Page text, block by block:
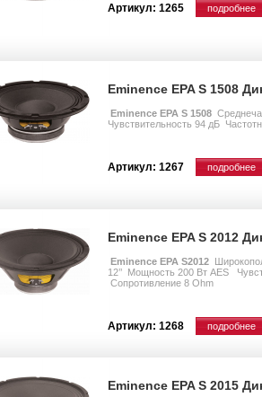
Артикул: 1265 подробнее
Eminence EPA S 1508
Eminence EPA S 1508
Чувствительность 94 дБ
Артикул: 1267 подробнее
Eminence EPA S 2012
Eminence EPA S2012
12’’ Мощность 200 Вт AES
Сопротивление 8 Ohm
Артикул: 1268 подробнее
Eminence EPA S 2015